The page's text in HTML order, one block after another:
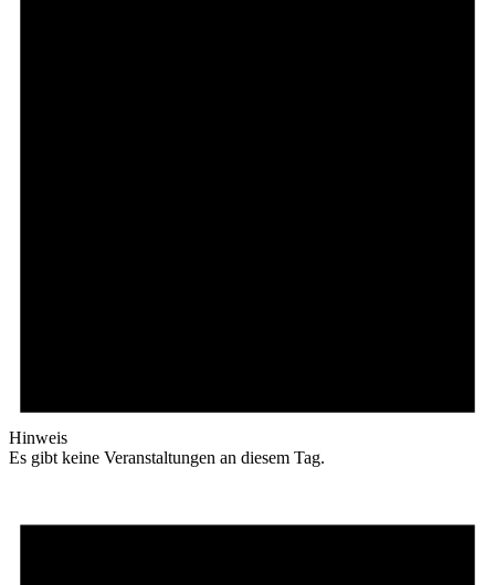
Hinweis
Es gibt keine Veranstaltungen an diesem Tag.